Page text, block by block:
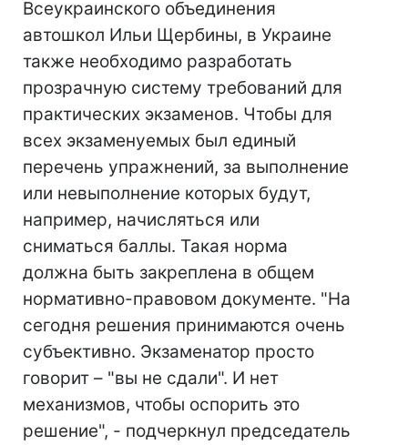
Всеукраинского объединения
автошкол Ильи Щербины, в Украине
также необходимо разработать
прозрачную систему требований для
практических экзаменов. Чтобы для
всех экзаменуемых был единый
перечень упражнений, за выполнение
или невыполнение которых будут,
например, начисляться или
сниматься баллы. Такая норма
должна быть закреплена в общем
нормативно-правовом документе. "На
сегодня решения принимаются очень
субъективно. Экзаменатор просто
говорит – "вы не сдали". И нет
механизмов, чтобы оспорить это
решение", - подчеркнул председатель